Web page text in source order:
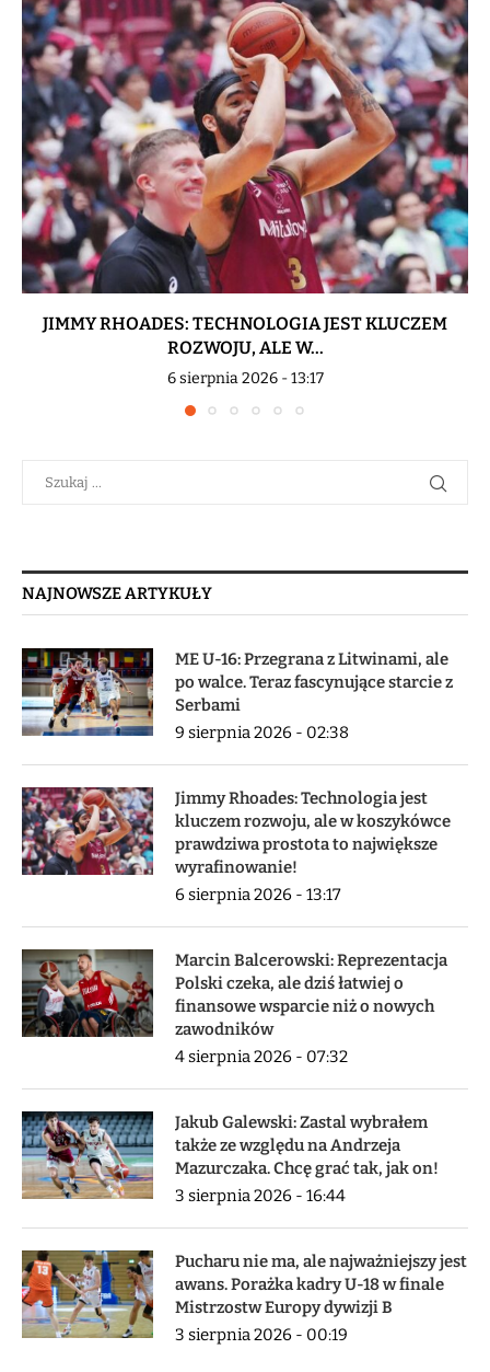
JIMMY RHOADES: TECHNOLOGIA JEST KLUCZEM
ROZWOJU, ALE W...
6 sierpnia 2026 - 13:17
NAJNOWSZE ARTYKUŁY
ME U-16: Przegrana z Litwinami, ale
po walce. Teraz fascynujące starcie z
Serbami
9 sierpnia 2026 - 02:38
Jimmy Rhoades: Technologia jest
kluczem rozwoju, ale w koszykówce
prawdziwa prostota to największe
wyrafinowanie!
6 sierpnia 2026 - 13:17
Marcin Balcerowski: Reprezentacja
Polski czeka, ale dziś łatwiej o
finansowe wsparcie niż o nowych
zawodników
4 sierpnia 2026 - 07:32
Jakub Galewski: Zastal wybrałem
także ze względu na Andrzeja
Mazurczaka. Chcę grać tak, jak on!
3 sierpnia 2026 - 16:44
Pucharu nie ma, ale najważniejszy jest
awans. Porażka kadry U-18 w finale
Mistrzostw Europy dywizji B
3 sierpnia 2026 - 00:19